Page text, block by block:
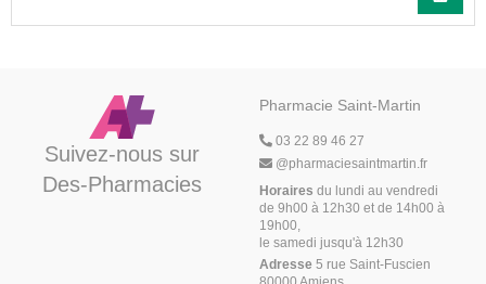
Suivez-nous sur
Des-Pharmacies
Pharmacie Saint-Martin
03 22 89 46 27
@pharmaciesaintmartin.fr
Horaires du lundi au vendredi
de 9h00 à 12h30 et de 14h00 à
19h00,
le samedi jusqu'à 12h30
Adresse 5 rue Saint-Fuscien